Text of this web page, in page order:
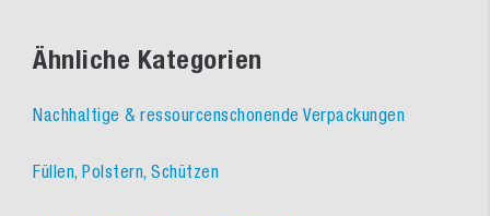
Ähnliche Kategorien
Nachhaltige & ressourcenschonende Verpackungen
Füllen, Polstern, Schützen